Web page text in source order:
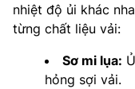
nhiệt độ ủi khác
từng chất liệu vải:
Sơ mi lụa:
hỏng sợi vải.